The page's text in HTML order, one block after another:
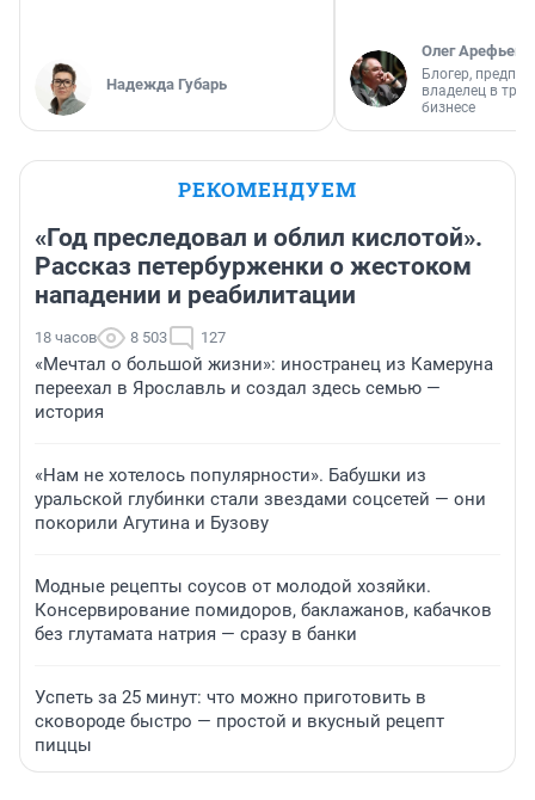
Надежда Губарь
Олег Арефьев
Блогер,
владелец в
бизнесе
РЕКОМЕНДУЕМ
«Год преследовал и облил кислотой».
Рассказ петербурженки о жестоком
нападении и реабилитации
18 часов 8 503 127
«Мечтал о большой жизни»: иностранец из Камеруна
переехал в Ярославль и создал здесь семью —
история
«Нам не хотелось популярности». Бабушки из
уральской глубинки стали звездами соцсетей — они
покорили Агутина и Бузову
Модные рецепты соусов от молодой хозяйки.
Консервирование помидоров, баклажанов, кабачков
без глутамата натрия — сразу в банки
Успеть за 25 минут: что можно приготовить в
сковороде быстро — простой и вкусный рецепт
пиццы